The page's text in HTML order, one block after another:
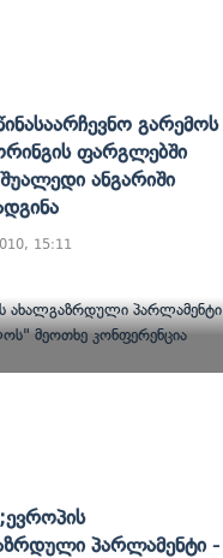
Გარემოს
Ფარგლებში
Ანგარიში
15:11
Პარლამენტი -